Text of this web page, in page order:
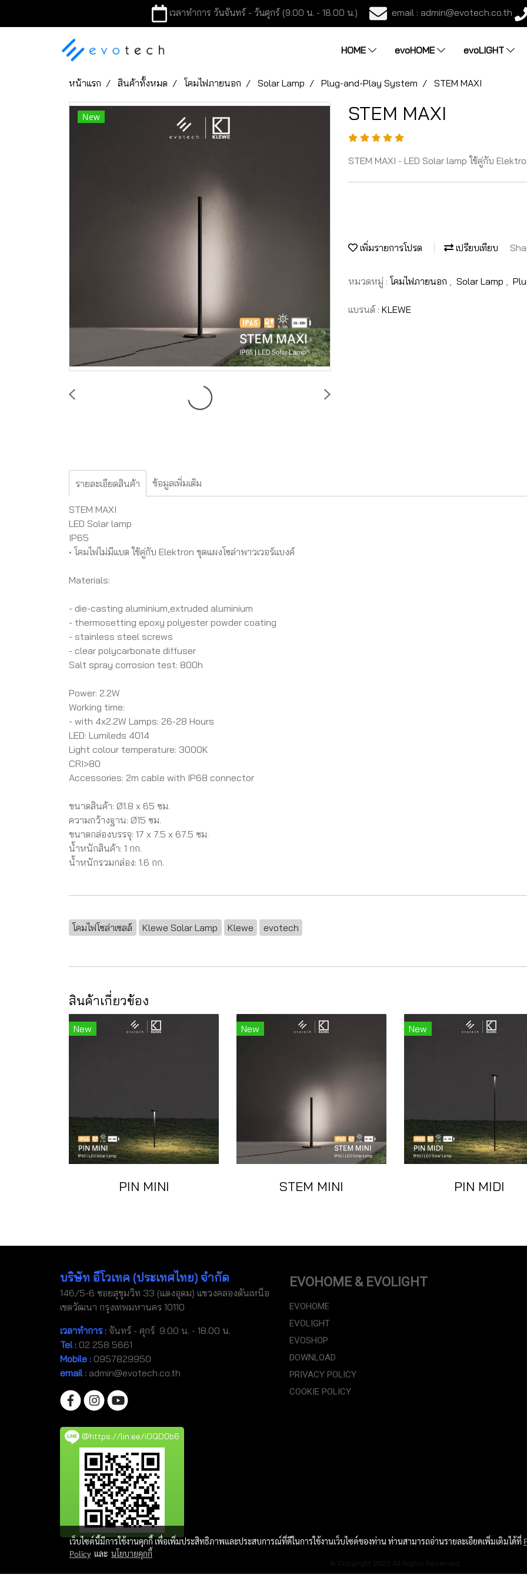
เวลาทำการ วันจันทร์ - วันศุกร์ (9.00 น. - 18.00 น.) email : admin@evotech.co.th
HOME evoHOME evoLIGHT
หน้าแรก สินค้าทั้งหมด โคมไฟภายนอก Solar Lamp Plug-and-Play System STEM MAXI
New STEM MAXI
STEM MAXI - LED Solar lamp ใช้คู่กับ
เพิ่มรายการโปรด เปรียบเทียบ
หมวดหมู่ : โคมไฟภายนอก Solar Lamp
แบรนด์ : KLEWE
รายละเอียดสินค้า ข้อมูลเพิ่มเติม
STEM MAXI
LED Solar lamp
IP65
• โคมไฟไม่มีแบต ใช้คู่กับ Elektron ชุดแผงโซล่าพาวเวอร์แบงค์
Materials:
- die-casting aluminium,extruded aluminium
- thermosetting epoxy polyester powder coating
- stainless steel screws
- clear polycarbonate diffuser
Salt spray corrosion test: 800h
Power: 2.2W
Working time:
- with 4x2.2W Lamps: 26-28 Hours
LED: Lumileds 4014
Light colour temperature: 3000K
CRI>80
Accessories: 2m cable with IP68 connector
ขนาดสินค้า: Ø1.8 x 65 ซม.
ความกว้างฐาน: Ø15 ซม.
ขนาดกล่องบรรจุ: 17 x 7.5 x 67.5 ซม.
น้ำหนักสินค้า: 1 กก.
น้ำหนักรวมกล่อง: 1.6 กก.
โคมไฟโซล่าเซลล์ Klewe Solar Lamp Klewe evotech
สินค้าเกี่ยวข้อง
New
PIN MINI
New
STEM MINI
New
PIN MIDI
บริษัท อีโวเทค (ประเทศไทย) จำกัด
146/5-6 ซอยสุขุมวิท 33 (แดงอุดม) แขวงคลองตันเหนือ
เขตวัฒนา กรุงเทพมหานคร 10110
เวลาทำการ : จันทร์ - ศุกร์ 9.00 น. - 18.00 น.
Tel : 02 258 5661
Mobile : 0957829950
email : admin@evotech.co.th
@https://lin.ee/iOQD0b6
EVOHOME & EVOLIGHT
EVOHOME
EVOLIGHT
EVOSHOP
DOWNLOAD
PRIVACY POLICY
COOKIE POLICY
© Copyright 2020 All Rights Reserved.
เว็บไซต์นี้มีการใช้งานคุกกี้ เพื่อเพิ่มประสิทธิภาพและประสบการณ์ที่ดีในการใช้งานเว็บไซต์ของท่าน ท่านสามารถอ่านรายละเอียดเพิ่มเติมได้ที่
Policyและ นโยบายคุกกี้